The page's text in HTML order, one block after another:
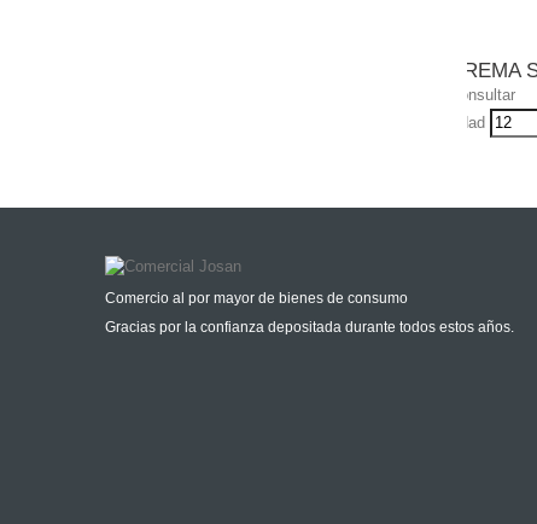
CREMA
Consultar
Udad
Comercio al por mayor de bienes de consumo
Gracias por la confianza depositada durante todos estos años.